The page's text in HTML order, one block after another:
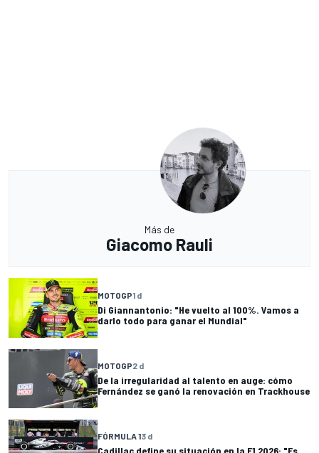
Más de
Giacomo Rauli
MOTOGP1 d
Di Giannantonio: "He vuelto al 100%. Vamos a
darlo todo para ganar el Mundial"
MOTOGP2 d
De la irregularidad al talento en auge: cómo
Fernández se ganó la renovación en Trackhouse
FÓRMULA 13 d